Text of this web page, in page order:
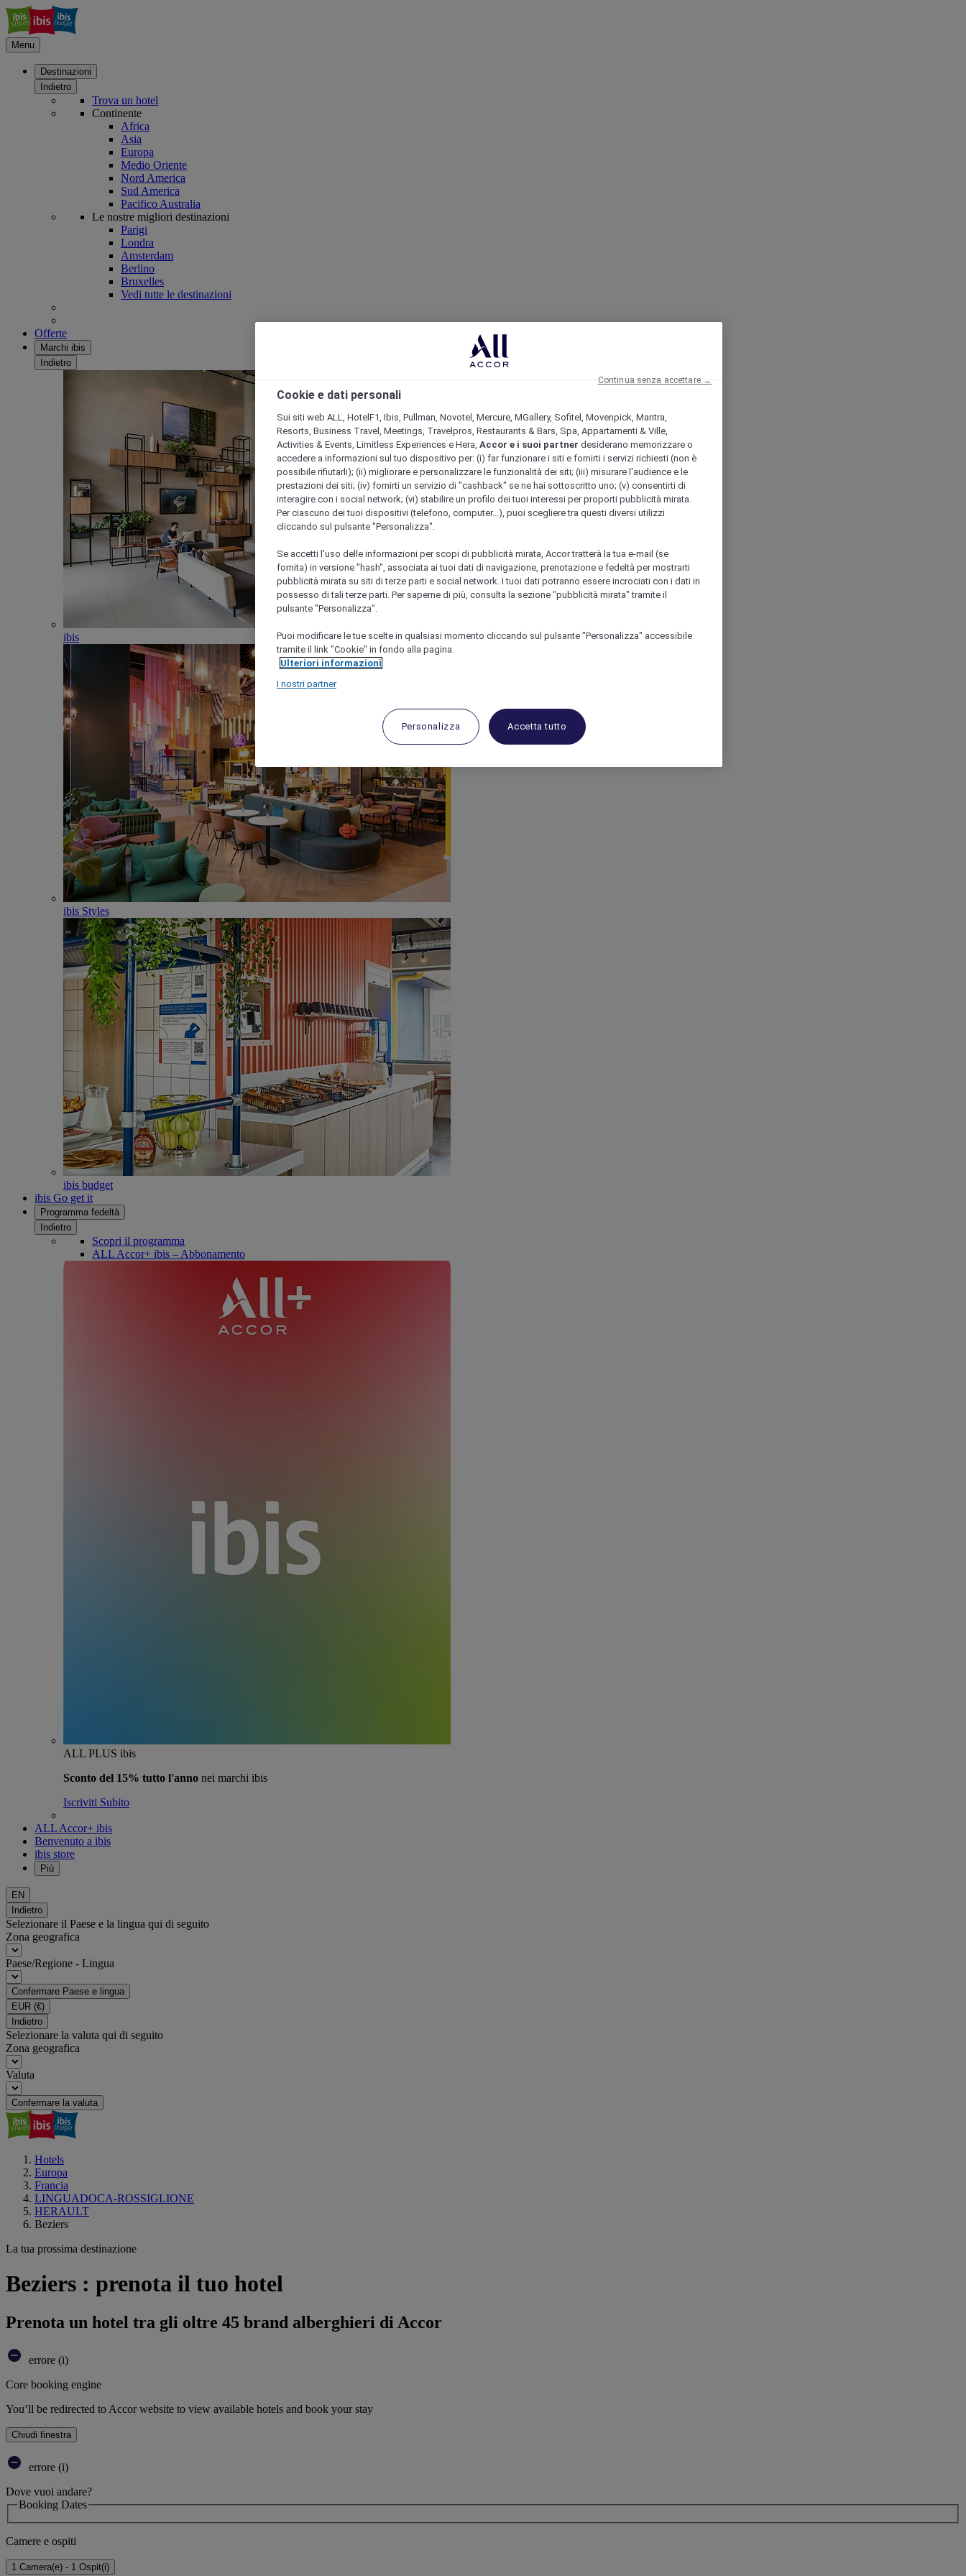
Menu
Destinazioni
Indietro
Trova un hotel
Continente
Africa
Asia
Europa
Medio Oriente
Nord America
Sud America
Pacifico Australia
Le nostre migliori destinazioni
Parigi
Londra
Amsterdam
Berlino
Bruxelles
Vedi tutte le destinazioni
Offerte
Marchi ibis
Indietro
ibis
ibis Styles
ibis budget
ibis Go get it
Programma fedeltà
Indietro
Scopri il programma
ALL Accor+ ibis – Abbonamento
ALL PLUS ibis
Sconto del 15% tutto l'anno nei marchi ibis
Iscriviti Subito
ALL Accor+ ibis
Benvenuto a ibis
ibis store
Più
EN
Indietro
Selezionare il Paese e la lingua qui di seguito
Zona geografica
Paese/Regione - Lingua
Confermare Paese e lingua
EUR (€)
Indietro
Selezionare la valuta qui di seguito
Zona geografica
Valuta
Confermare la valuta
Hotels
Europa
Francia
LINGUADOCA-ROSSIGLIONE
HERAULT
Beziers
La tua prossima destinazione
Beziers : prenota il tuo hotel
Prenota un hotel tra gli oltre 45 brand alberghieri di Accor
errore (i)
Core booking engine
You’ll be redirected to Accor website to view available hotels and book your stay
Chiudi finestra
errore (i)
Dove vuoi andare?
Booking Dates
Camere e ospiti
1 Camera(e) - 1 Ospit(i)
Cookie e dati personali
Sui siti web ALL, HotelF1, Ibis, Pullman, Novotel, Mercure, MGallery, Sofitel, Movenpick, Mantra,
Resorts, Business Travel, Meetings, Travelpros, Restaurants & Bars, Spa, Appartamenti & Ville,
Activities & Events, Limitless Experiences e Hera, Accor e i suoi partner desiderano memorizzare o
accedere a informazioni sul tuo dispositivo per: (i) far funzionare i siti e fornirti i servizi richiesti (non è
possibile rifiutarli); (ii) migliorare e personalizzare le funzionalità dei siti; (iii) misurare l'audience e le
prestazioni dei siti; (iv) fornirti un servizio di "cashback" se ne hai sottoscritto uno; (v) consentirti di
interagire con i social network; (vi) stabilire un profilo dei tuoi interessi per proporti pubblicità mirata.
Per ciascuno dei tuoi dispositivi (telefono, computer...), puoi scegliere tra questi diversi utilizzi
cliccando sul pulsante "Personalizza".
Se accetti l'uso delle informazioni per scopi di pubblicità mirata, Accor tratterà la tua e-mail (se
fornita) in versione "hash", associata ai tuoi dati di navigazione, prenotazione e fedeltà per mostrarti
pubblicità mirata su siti di terze parti e social network. I tuoi dati potranno essere incrociati con i dati in
possesso di tali terze parti. Per saperne di più, consulta la sezione "pubblicità mirata" tramite il
pulsante "Personalizza".
Puoi modificare le tue scelte in qualsiasi momento cliccando sul pulsante "Personalizza" accessibile
tramite il link "Cookie" in fondo alla pagina.
Ulteriori informazioni
I nostri partner
Personalizza Accetta tutto
Continua senza accettare →